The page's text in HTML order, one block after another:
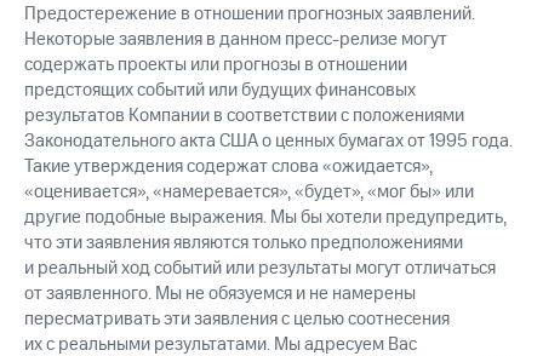
Предостережение в отношении прогнозных заявлений.
Некоторые заявления в данном пресс-релизе могут
содержать проекты или прогнозы в отношении
предстоящих событий или будущих финансовых
результатов Компании в соответствии с положениями
Законодательного акта США о ценных бумагах от 1995 года.
Такие утверждения содержат слова «ожидается»,
«оценивается», «намеревается», «будет», «мог бы» или
другие подобные выражения. Мы бы хотели предупредить,
что эти заявления являются только предположениями
и реальный ход событий или результаты могут отличаться
от заявленного. Мы не обязуемся и не намерены
пересматривать эти заявления с целью соотнесения
их с реальными результатами. Мы адресуем Вас